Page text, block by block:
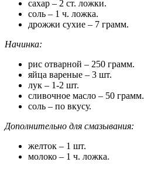
сахар – 2 ст. ложки.
соль – 1 ч. ложка.
дрожжи сухие – 7 грамм.
Начинка:
рис отварной – 250 грамм.
яйца вареные – 3 шт.
лук – 1-2 шт.
сливочное масло – 50 грамм.
соль – по вкусу.
Дополнительно для смазывания:
желток – 1 шт.
молоко – 1 ч. ложка.